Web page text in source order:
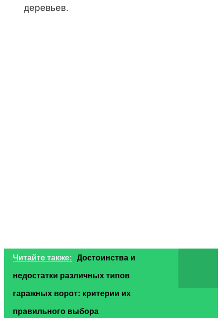
деревьев.
Читайте также: Достоинства и
недостатки различных типов
гаражных ворот: критерии их
правильного выбора